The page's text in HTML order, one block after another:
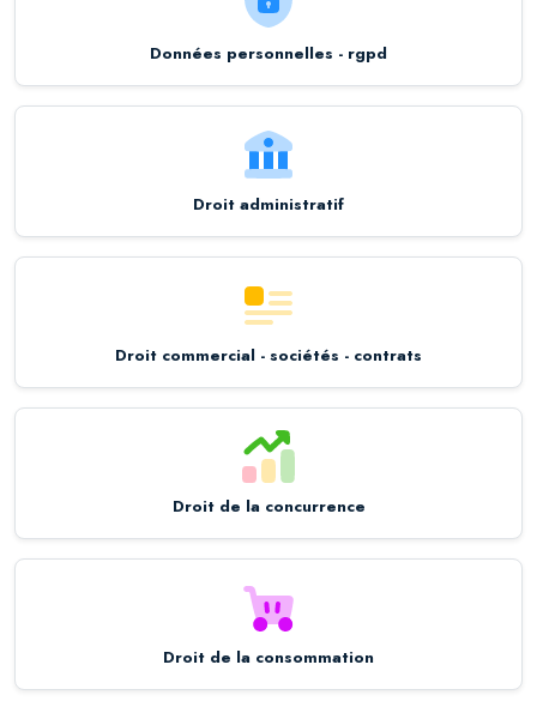
Données personnelles - rgpd
Droit administratif
Droit commercial - sociétés - contrats
Droit de la concurrence
Droit de la consommation